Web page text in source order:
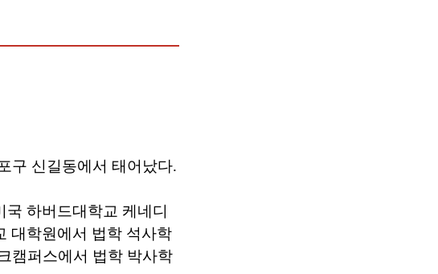
구 신길동에서 태어났다.
하버드대학교 케네디
대학원에서 법학 석사학
캠퍼스에서 법학 박사학